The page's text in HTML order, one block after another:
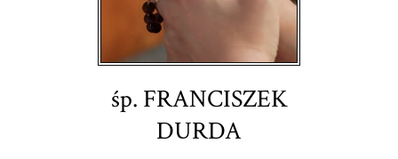
śp. FRANCISZEK
DURDA